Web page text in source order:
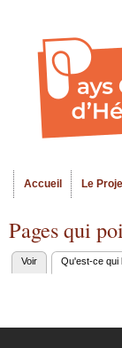
Menu principal
Accueil Le
Pages qui
Onglets
Voir Qu'est-ce qui